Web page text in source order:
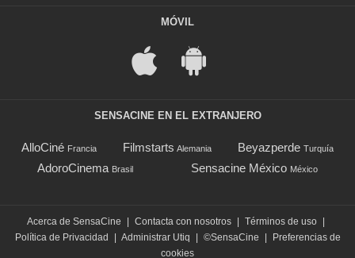
MÓVIL
SENSACINE EN EL EXTRANJERO
AlloCiné Francia Filmstarts Alemania Beyazperde Turquía
AdoroCinema Brasil Sensacine México México
Acerca de SensaCine Contacta con nosotros Términos de uso
Política de Privacidad
Administrar Utiq ©SensaCine
Preferencias de
cookies